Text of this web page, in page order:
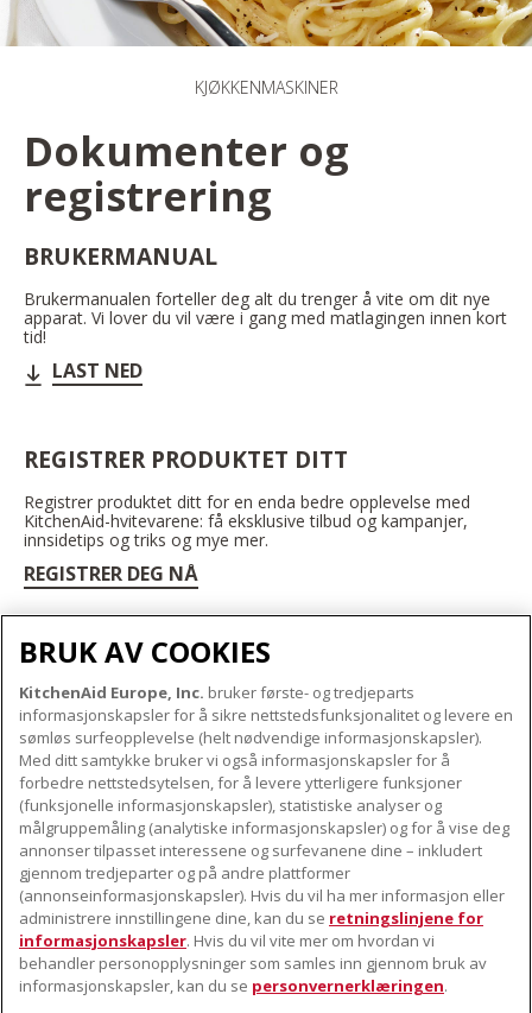
KJØKKENMASKINER
Dokumenter og
registrering
BRUKERMANUAL
Brukermanualen forteller deg alt du trenger å vite om dit nye
apparat. Vi lover du vil være i gang med matlagingen innen kort
tid!
LAST NED
REGISTRER PRODUKTET DITT
Registrer produktet ditt for en enda bedre opplevelse med
KitchenAid-hvitevarene: få eksklusive tilbud og kampanjer,
innsidetips og triks og mye mer.
REGISTRER DEG NÅ
OM KITCHENAID
Merkets kjerne
Merkehistorie
ODR
VÅRE PRODUKTER
Små apparater
Produkttilbehør
KUNDESERVICE
Finn et servicesenter nær deg
Garanti og dokumenter
Kontaktinformasjon
FØLG OSS
BRUK AV COOKIES
KitchenAid Europe, Inc. bruker første- og tredjeparts
informasjonskapsler for å sikre nettstedsfunksjonalitet og levere en
sømløs surfeopplevelse (helt nødvendige informasjonskapsler).
Med ditt samtykke bruker vi også informasjonskapsler for å
forbedre nettstedsytelsen, for å levere ytterligere funksjoner
(funksjonelle informasjonskapsler), statistiske analyser og
målgruppemåling (analytiske informasjonskapsler) og for å vise deg
annonser tilpasset interessene og surfevanene dine – inkludert
gjennom tredjeparter og på andre plattformer
(annonseinformasjonskapsler). Hvis du vil ha mer informasjon eller
administrere innstillingene dine, kan du se retningslinjene for
informasjonskapsler. Hvis du vil vite mer om hvordan vi
behandler personopplysninger som samles inn gjennom bruk av
informasjonskapsler, kan du se personvernerklæringen.